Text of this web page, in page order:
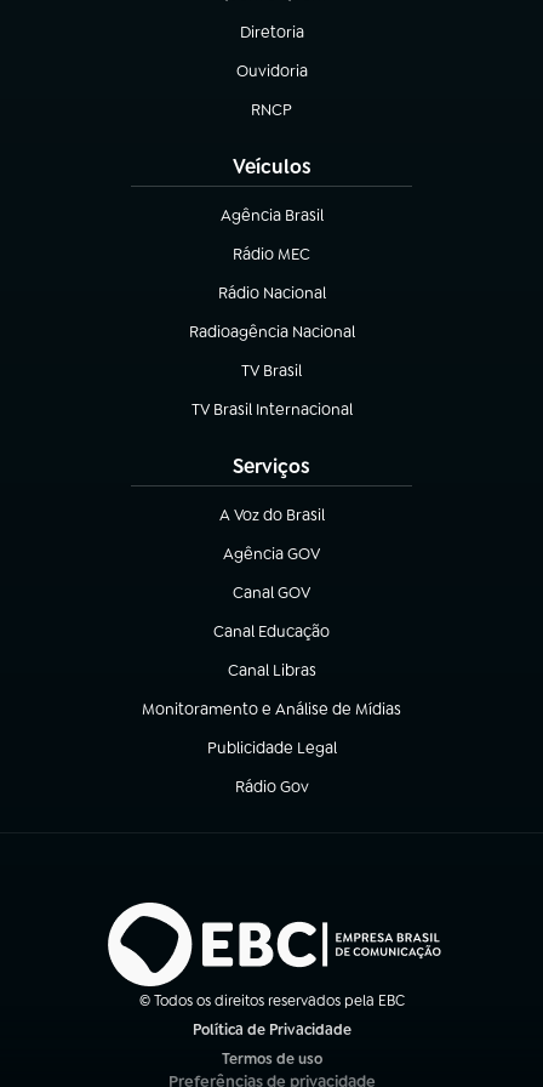
Diretoria
(abre em nova aba)
Ouvidoria
(abre em nova aba)
RNCP
(abre em nova aba)
Veículos
Agência Brasil
(abre em nova aba)
Rádio MEC
(abre em nova aba)
Rádio Nacional
Radioagência Nacional
(abre em nova aba)
TV Brasil
(abre em nova aba)
TV Brasil Internacional
(abre em nova aba)
Serviços
A Voz do Brasil
(abre em nova aba)
Agência GOV
(abre em nova aba)
Canal GOV
(abre em nova aba)
Canal Educação
(abre em nova aba)
Canal Libras
(abre em nova aba)
Monitoramento e Análise de Mídias
(abre em nova aba)
Publicidade Legal
(abre em nova aba)
Rádio Gov
(abre em nova aba)
© Todos os direitos reservados pela EBC
Política de Privacidade
Termos de uso
(abre em nova aba)
Preferências de privacidade